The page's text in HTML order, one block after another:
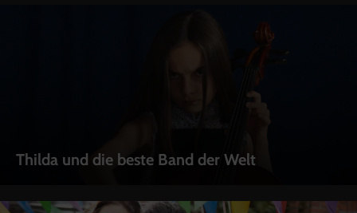
Thilda und die beste Band der Welt